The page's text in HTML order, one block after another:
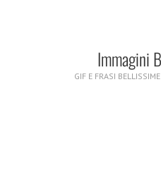
Immagini
GIF E FRASI